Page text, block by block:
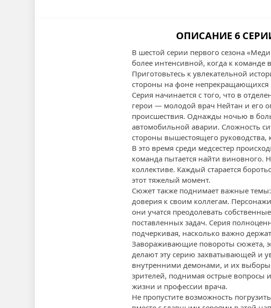
ОПИСАНИЕ 6
В шестой серии первого сезона
более интенсивной, когда к команде
Приготовьтесь к увлекательной
стороны на фоне непрекращающихся
Серия начинается с того, что в
герои — молодой врач Нейтан и его
происшествия. Однажды ночью в
автомобильной аварии. Сложность
стороны вышестоящего руководства,
В это время среди медсестер
команда пытается найти виновного.
коллективе. Каждый старается
этот тяжелый момент.
Сюжет также поднимает важные
доверия к своим коллегам.
они учатся преодолевать
поставленных задач. Серия
подчеркивая, насколько важно
Завораживающие повороты сюжета,
делают эту серию захватывающей и
внутренними демонами, и их выборы
зрителей, поднимая острые вопросы
жизни и профессии врача.
Не пропустите возможность